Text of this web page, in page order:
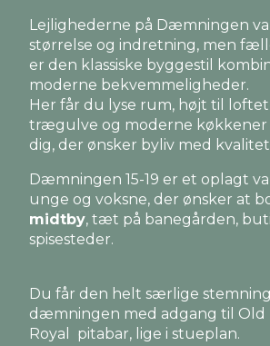
Lejlighederne på Dæmningen
størrelse og indretning, men
er den klassiske byggestil
moderne bekvemmeligheder.
Her får du lyse rum, højt til
trægulve og moderne køkkener
dig, der ønsker byliv med
Dæmningen 15-19 er et oplagt
unge og voksne, der ønsker at
midtby, tæt på banegården,
spisesteder.
Du får den helt særlige
dæmningen med adgang til Old
Royal pitabar, lige i stueplan.